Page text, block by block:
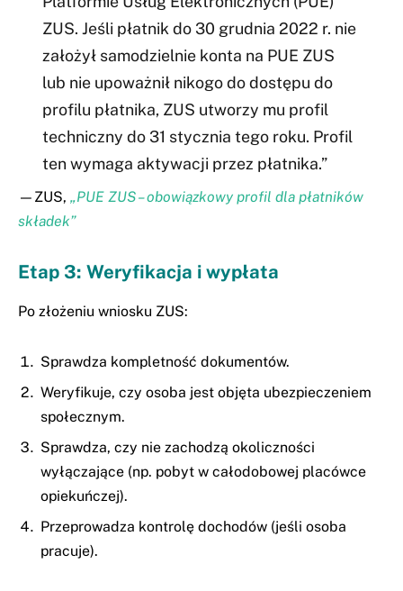
ZUS. Jeśli płatnik do 30 grudnia 2022 r. nie
założył samodzielnie konta na PUE ZUS
lub nie upoważnił nikogo do dostępu do
profilu płatnika, ZUS utworzy mu profil
techniczny do 31 stycznia tego roku. Profil
ten wymaga aktywacji przez płatnika.”
—ZUS, „PUE ZUS – obowiązkowy profil dla płatników
składek”
Etap 3: Weryfikacja i wypłata
Po złożeniu wniosku ZUS:
Sprawdza kompletność dokumentów.
Weryfikuje, czy osoba jest objęta ubezpieczeniem
społecznym.
Sprawdza, czy nie zachodzą okoliczności
wyłączające (np. pobyt w całodobowej placówce
opiekuńczej).
Przeprowadza kontrolę dochodów (jeśli osoba
pracuje).